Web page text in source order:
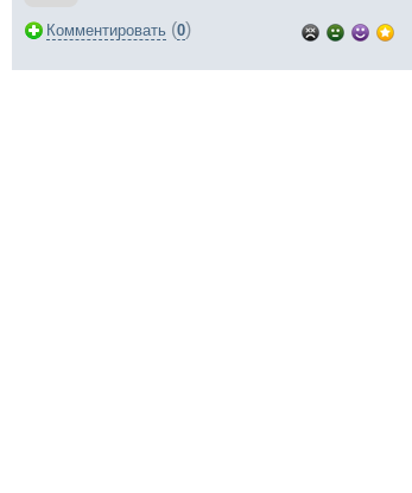
Комментировать (0)